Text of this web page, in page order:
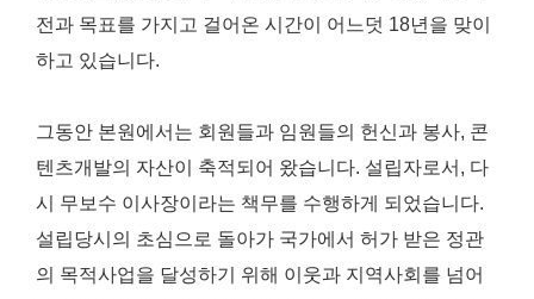
전과 목표를 가지고 걸어온 시간이 어느덧 18년을 맞이
하고 있습니다.
그동안 본원에서는 회원들과 임원들의 헌신과 봉사, 콘
텐츠개발의 자산이 축적되어 왔습니다. 설립자로서, 다
시 무보수 이사장이라는 책무를 수행하게 되었습니다.
설립당시의 초심으로 돌아가 국가에서 허가 받은 정관
의 목적사업을 달성하기 위해 이웃과 지역사회를 넘어